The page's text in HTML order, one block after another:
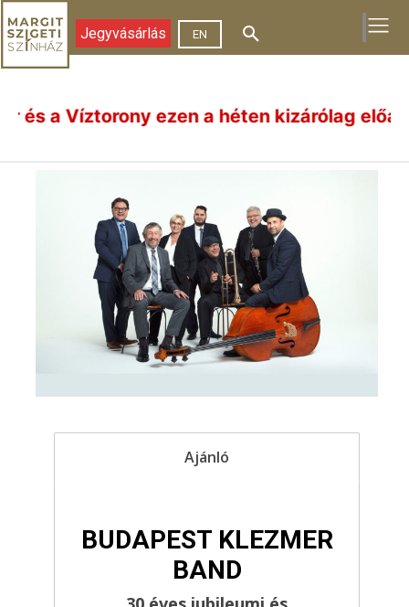
Jegyvásárlás EN
Víztorony ezen a héten kizárólag
Ajánló
BUDAPEST KLEZMER
BAND